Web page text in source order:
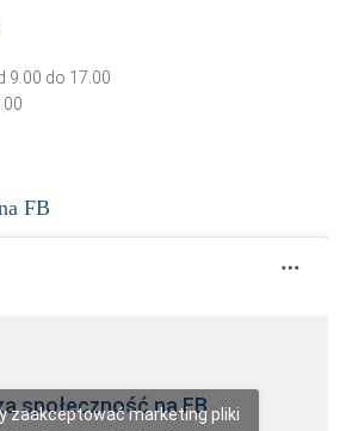
9.00 do 17.00
FB
społeczność na FB
zaakceptować marketing pliki